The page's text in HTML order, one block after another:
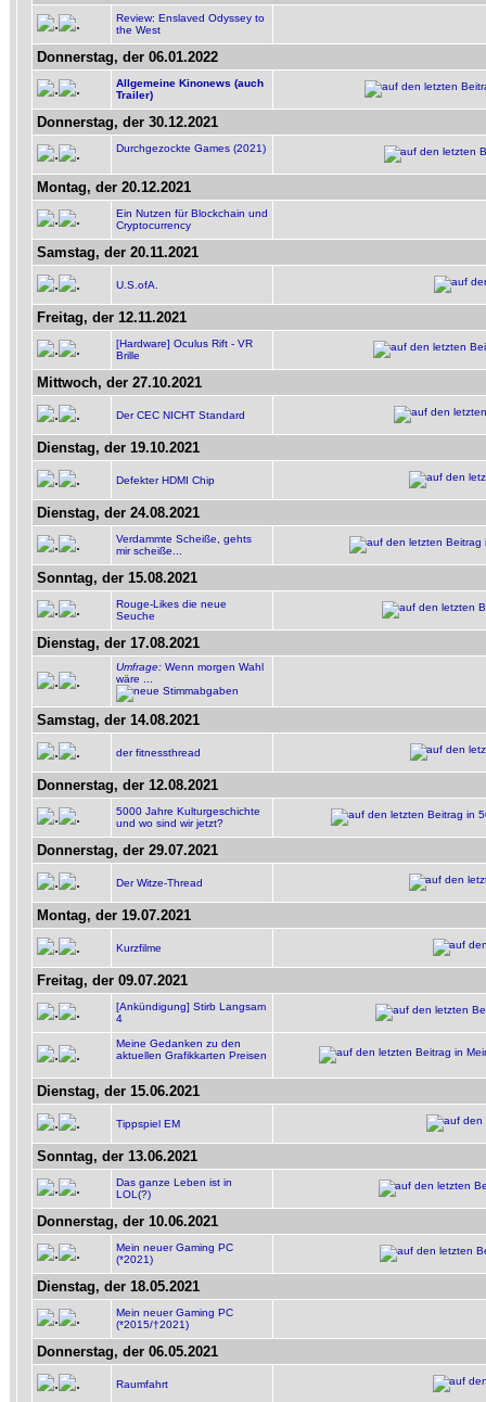
Review: Enslaved Odyssey to
the West
Donnerstag, der 06.01.2022
Allgemeine Kinonews (auch
Trailer)
Donnerstag, der 30.12.2021
Durchgezockte Games (2021)
Montag, der 20.12.2021
Ein Nutzen für Blockchain und
Cryptocurrency
Samstag, der 20.11.2021
U.S.ofA.
Freitag, der 12.11.2021
[Hardware] Oculus Rift - VR
Brille
Mittwoch, der 27.10.2021
Der CEC NICHT Standard
Dienstag, der 19.10.2021
Defekter HDMI Chip
Dienstag, der 24.08.2021
Verdammte Scheiße, gehts
mir scheiße...
Sonntag, der 15.08.2021
Rouge-Likes die neue
Seuche
Dienstag, der 17.08.2021
Umfrage: Wenn morgen Wahl
wäre ...
Samstag, der 14.08.2021
der fitnessthread
Donnerstag, der 12.08.2021
5000 Jahre Kulturgeschichte
und wo sind wir jetzt?
Donnerstag, der 29.07.2021
Der Witze-Thread
Montag, der 19.07.2021
Kurzfilme
Freitag, der 09.07.2021
[Ankündigung] Stirb Langsam
4
Meine Gedanken zu den
aktuellen Grafikkarten Preisen
Dienstag, der 15.06.2021
Tippspiel EM
Sonntag, der 13.06.2021
Das ganze Leben ist in
LOL(?)
Donnerstag, der 10.06.2021
Mein neuer Gaming PC
(*2021)
Dienstag, der 18.05.2021
Mein neuer Gaming PC
(*2015/†2021)
Donnerstag, der 06.05.2021
Raumfahrt